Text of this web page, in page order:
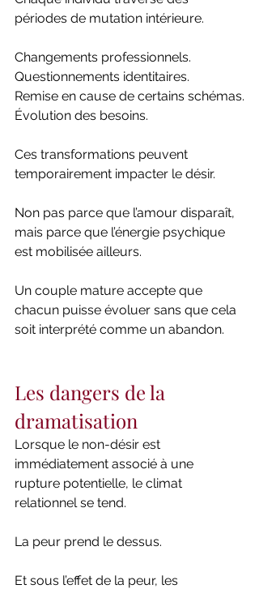
périodes de mutation intérieure.
Changements professionnels.
Questionnements identitaires.
Remise en cause de certains schémas.
Évolution des besoins.
Ces transformations peuvent
temporairement impacter le désir.
Non pas parce que l’amour disparaît,
mais parce que l’énergie psychique
est mobilisée ailleurs.
Un couple mature accepte que
chacun puisse évoluer sans que cela
soit interprété comme un abandon.
Les dangers de la
dramatisation
Lorsque le non-désir est
immédiatement associé à une
rupture potentielle, le climat
relationnel se tend.
La peur prend le dessus.
Et sous l’effet de la peur, les